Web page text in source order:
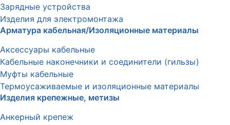
Зарядные устройства
Изделия для электромонтажа
Арматура кабельная/Изоляционные материалы
Аксессуары кабельные
Кабельные наконечники и соединители (гильзы)
Муфты кабельные
Термоусаживаемые и изоляционные материалы
Изделия крепежные, метизы
Анкерный крепеж